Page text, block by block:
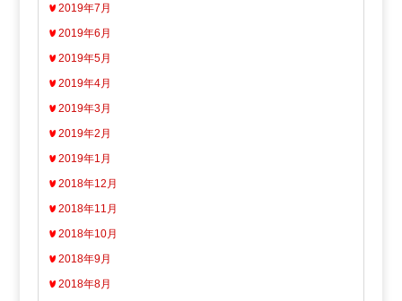
2019年7月
2019年6月
2019年5月
2019年4月
2019年3月
2019年2月
2019年1月
2018年12月
2018年11月
2018年10月
2018年9月
2018年8月